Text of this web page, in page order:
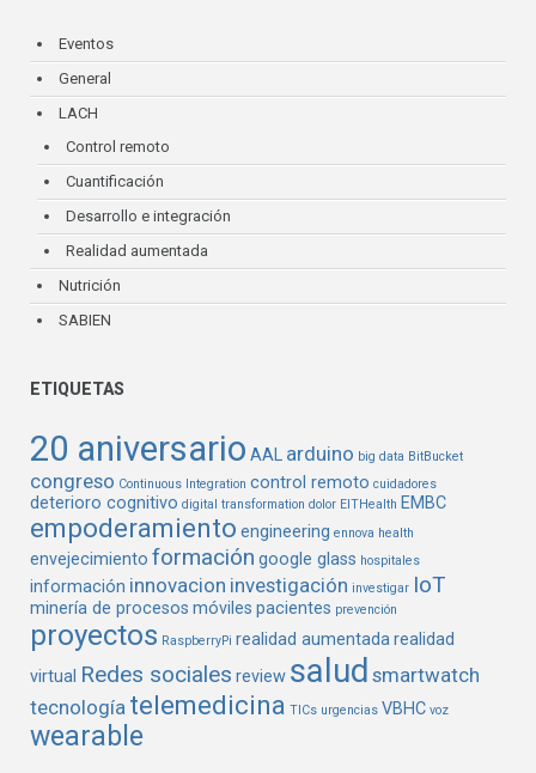
Eventos
General
LACH
Control remoto
Cuantificación
Desarrollo e integración
Realidad aumentada
Nutrición
SABIEN
ETIQUETAS
20 aniversario AAL arduino big data BitBucket
congreso Continuous Integration control remoto cuidadores
deterioro cognitivo digital transformation dolor EITHealth EMBC
empoderamiento engineering ennova health
envejecimiento formación google glass hospitales
información innovacion investigación investigar IoT
minería de procesos móviles pacientes prevención
proyectos RaspberryPi realidad aumentadarealidad
virtual Redes sociales review salud smartwatch
tecnología telemedicina TICs urgencias VBHC voz
wearable